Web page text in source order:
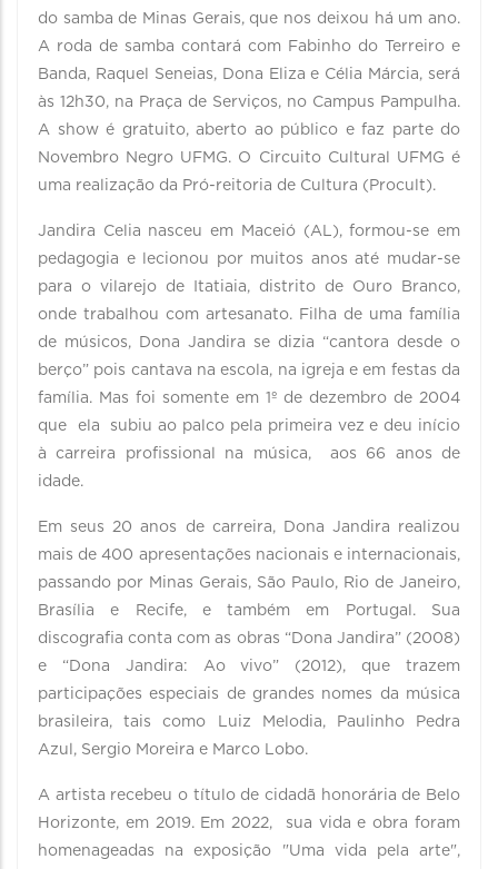
do samba de Minas Gerais, que nos deixou há um ano.
A roda de samba contará com Fabinho do Terreiro e
Banda, Raquel Seneias, Dona Eliza e Célia Márcia, será
às 12h30, na Praça de Serviços, no Campus Pampulha.
A show é gratuito, aberto ao público e faz parte do
Novembro Negro UFMG. O Circuito Cultural UFMG é
uma realização da Pró-reitoria de Cultura (Procult).
Jandira Celia nasceu em Maceió (AL), formou-se em
pedagogia e lecionou por muitos anos até mudar-se
para o vilarejo de Itatiaia, distrito de Ouro Branco,
onde trabalhou com artesanato. Filha de uma família
de músicos, Dona Jandira se dizia “cantora desde o
berço” pois cantava na escola, na igreja e em festas da
família. Mas foi somente em 1º de dezembro de 2004
que ela subiu ao palco pela primeira vez e deu início
à carreira profissional na música, aos 66 anos de
idade.
Em seus 20 anos de carreira, Dona Jandira realizou
mais de 400 apresentações nacionais e internacionais,
passando por Minas Gerais, São Paulo, Rio de Janeiro,
Brasília e Recife, e também em Portugal. Sua
discografia conta com as obras “Dona Jandira” (2008)
e “Dona Jandira: Ao vivo” (2012), que trazem
participações especiais de grandes nomes da música
brasileira, tais como Luiz Melodia, Paulinho Pedra
Azul, Sergio Moreira e Marco Lobo.
A artista recebeu o título de cidadã honorária de Belo
Horizonte, em 2019. Em 2022, sua vida e obra foram
homenageadas na exposição "Uma vida pela arte",